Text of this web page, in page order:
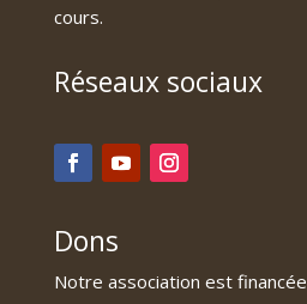
cours.
Réseaux sociaux
Dons
Notre association est